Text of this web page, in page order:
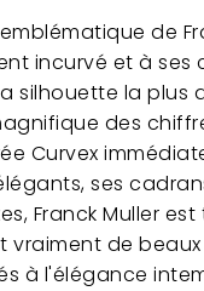
de
incurvé et à ses
silhouette la plus
des
Curvex
ses
Franck Muller est
de
à l'élégance